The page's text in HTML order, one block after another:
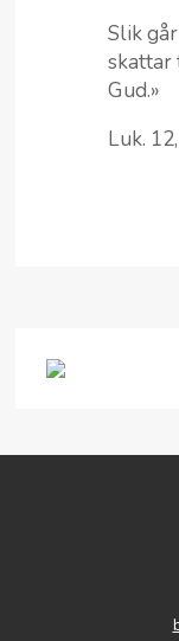
Slik
skattar
Gud.»
Luk.